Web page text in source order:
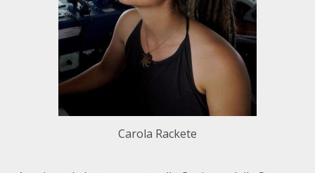
Carola Rackete